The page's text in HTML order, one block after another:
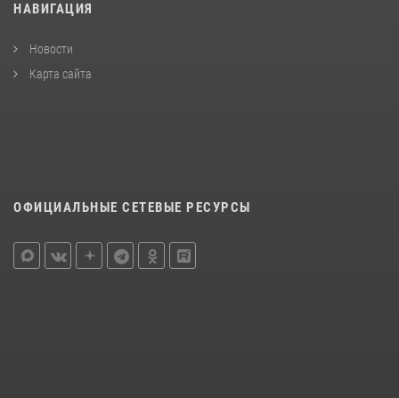
НАВИГАЦИЯ
Новости
Карта сайта
ОФИЦИАЛЬНЫЕ СЕТЕВЫЕ РЕСУРСЫ